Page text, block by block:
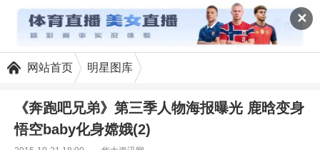
✕
网站首页 明星图库
《奔跑吧兄弟》第三季人物海报曝光 鹿晗变身
悟空baby化身嫦娥(2)